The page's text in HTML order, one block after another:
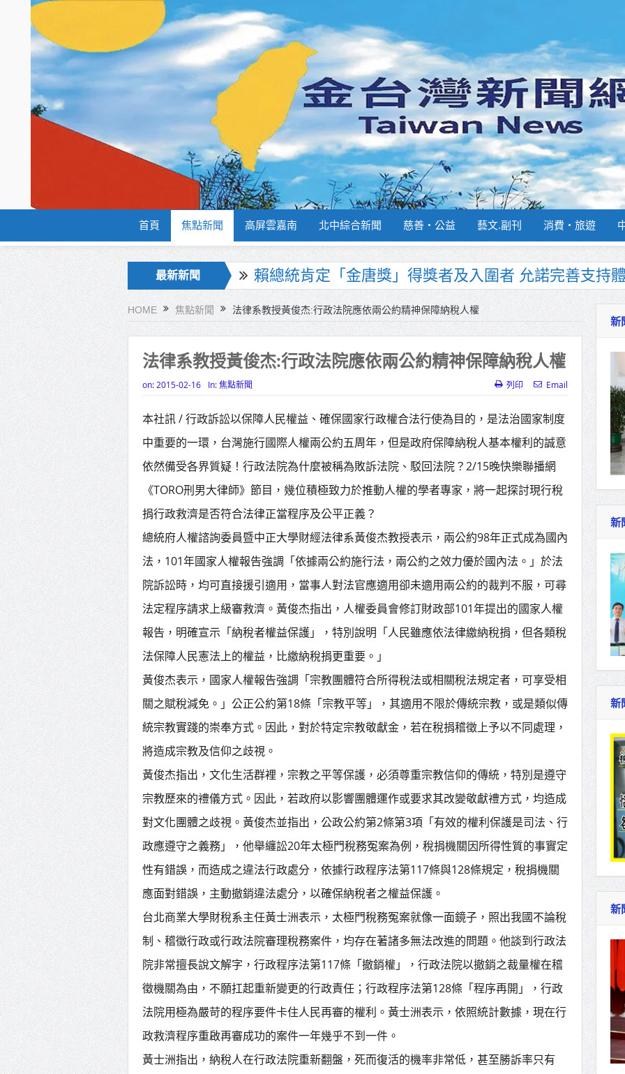
首頁 焦點新聞 高屏雲嘉南 北中綜合新聞 慈善‧公益 藝文.副刊 消費‧旅遊
最新新聞
海巡署南部分署主官大換血 蔡順元勉提升巡防戰力
北市鮮奶週報再升級！8月31日補助擴大至國中生
雙北合作里程碑！萬大線動態測試 侯友宜蔣萬安攜手
高齡健康產業博覽會8/7盛大登場 新北形象館亮相
打鐵厝北側產業園區產業設施公共動土創造千個就業
高雄「三民運動中心」市長陳其邁、運動部長李洋各
揭幕
高雄東照山關帝廟全國國中小學書法比賽 圓滿落幕
賴清德總統主持將官晉任 期勉精進不對稱戰力
蔣萬安再拋出「倒閣說」 喊推陳其邁組閣
賴總統肯定「金唐獎」得獎者及入圍者 允諾完善支持
HOME 焦點新聞 法律系教授黃俊杰:行政法院應依兩公約精神保障納稅人權
法律系教授黃俊杰:行政法院應依兩公約精神保障納稅人權
on: 2015-02-16 In:焦點新聞 列印 Email
本社訊 / 行政訴訟以保障人民權益、確保國家行政權合法行使為目的，是法治國家制度
中重要的一環，台灣施行國際人權兩公約五周年，但是政府保障納稅人基本權利的誠意
依然備受各界質疑！行政法院為什麼被稱為敗訴法院、駁回法院？2/15晚快樂聯播網
《TORO刑男大律師》節目，幾位積極致力於推動人權的學者專家，將一起探討現行稅
捐行政救濟是否符合法律正當程序及公平正義？
總統府人權諮詢委員暨中正大學財經法律系黃俊杰教授表示，兩公約98年正式成為國內
法，101年國家人權報告強調「依據兩公約施行法，兩公約之效力優於國內法。」於法
院訴訟時，均可直接援引適用，當事人對法官應適用卻未適用兩公約的裁判不服，可尋
法定程序請求上級審救濟。黃俊杰指出，人權委員會修訂財政部101年提出的國家人權
報告，明確宣示「納稅者權益保護」，特別說明「人民雖應依法律繳納稅捐，但各類稅
法保障人民憲法上的權益，比繳納稅捐更重要。」
黃俊杰表示，國家人權報告強調「宗教團體符合所得稅法或相關稅法規定者，可享受相
關之賦稅減免。」公正公約第18條「宗教平等」，其適用不限於傳統宗教，或是類似傳
統宗教實踐的崇奉方式。因此，對於特定宗教敬獻金，若在稅捐稽徵上予以不同處理，
將造成宗教及信仰之歧視。
黃俊杰指出，文化生活群裡，宗教之平等保護，必須尊重宗教信仰的傳統，特別是遵守
宗教歷來的禮儀方式。因此，若政府以影響團體運作或要求其改變敬獻禮方式，均造成
對文化團體之歧視。黃俊杰並指出，公政公約第2條第3項「有效的權利保護是司法、行
政應遵守之義務」，他舉纏訟20年太極門稅務冤案為例，稅捐機關因所得性質的事實定
性有錯誤，而造成之違法行政處分，依據行政程序法第117條與128條規定，稅捐機關
應面對錯誤，主動撤銷違法處分，以確保納稅者之權益保護。
台北商業大學財稅系主任黃士洲表示，太極門稅務冤案就像一面鏡子，照出我國不論稅
制、稽徵行政或行政法院審理稅務案件，均存在著諸多無法改進的問題。他談到行政法
院非常擅長說文解字，行政程序法第117條「撤銷權」，行政法院以撤銷之裁量權在稽
徵機關為由，不願扛起重新變更的行政責任；行政程序法第128條「程序再開」，行政
法院用極為嚴苛的程序要件卡住人民再審的權利。黃士洲表示，依照統計數據，現在行
政救濟程序重啟再審成功的案件一年幾乎不到一件。
黃士洲指出，納稅人在行政法院重新翻盤，死而復活的機率非常低，甚至勝訴率只有
新
新
新
新